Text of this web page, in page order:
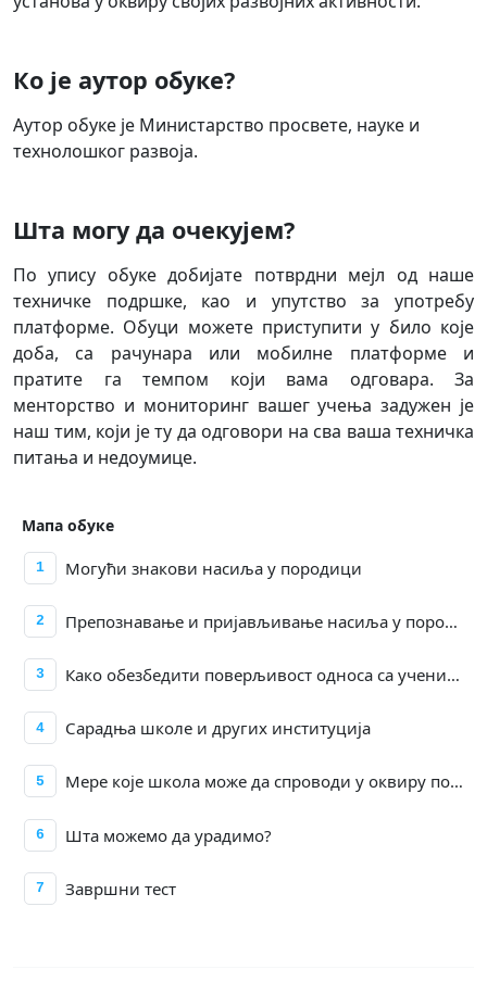
Ко је аутор обуке?
Аутор обуке је Министарство просвете, науке и
технолошког развоја.
Шта могу да очекујем?
По упису обуке добијате потврдни мејл од наше
техничке подршке, као и упутство за употребу
платформе. Обуци можете приступити у било које
доба, са рачунара или мобилне платформе и
пратите га темпом који вама одговара. За
менторство и мониторинг вашег учења задужен је
наш тим, који је ту да одговори на сва ваша техничка
питања и недоумице.
Мапа обуке
1 Могући знакови насиља у породици
2 Препознавање и пријављивање насиља у породици
3 Како обезбедити поверљивост односа са учеником/цом у процесу пријаве сазнања/сумње на насиље у породици
4 Сарадња школе и других институција
5 Мере које школа може да спроводи у оквиру подршке детету
6 Шта можемо да урадимо?
7 Завршни тест